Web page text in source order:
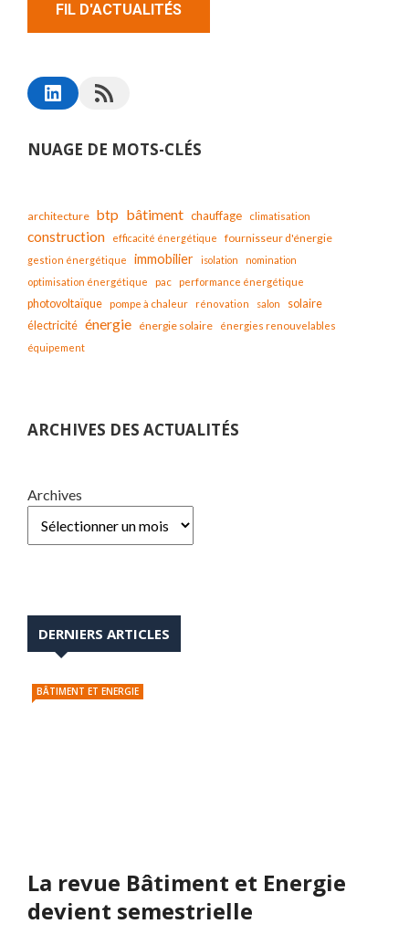
FIL D'ACTUALITÉS
NUAGE DE MOTS-CLÉS
architecture btp bâtiment chauffage climatisation
construction efficacité énergétique fournisseur d'énergie
gestion énergétique immobilier isolation
nomination
optimisation énergétique
pac performance énergétique
photovoltaïque pompe à chaleur rénovation salon solaire
électricité énergie énergie solaire
énergies renouvelables
équipement
ARCHIVES DES ACTUALITÉS
Archives
DERNIERS ARTICLES
BÂTIMENT ET ENERGIE
La revue Bâtiment et Energie
devient semestrielle